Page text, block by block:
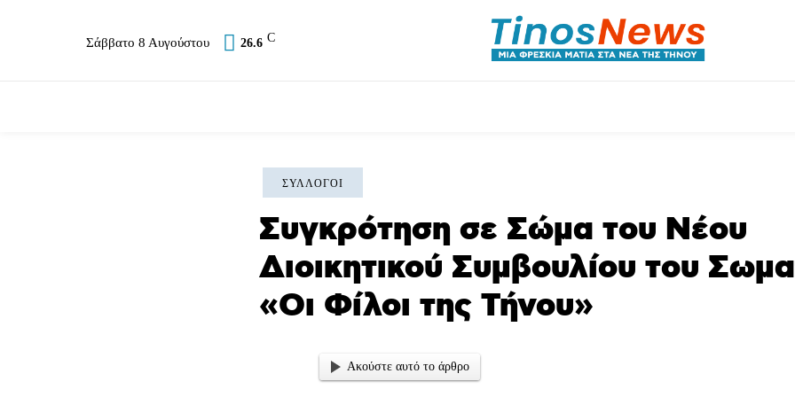
Σάββατο 8 Αυγούστου 26.6 C
ΣΎΛΛΟΓΟΙ
Συγκρότηση σε Σώμα του Νέου
Διοικητικού Συμβουλίου του
«Οι Φίλοι της Τήνου»
Ακούστε αυτό το άρθρο